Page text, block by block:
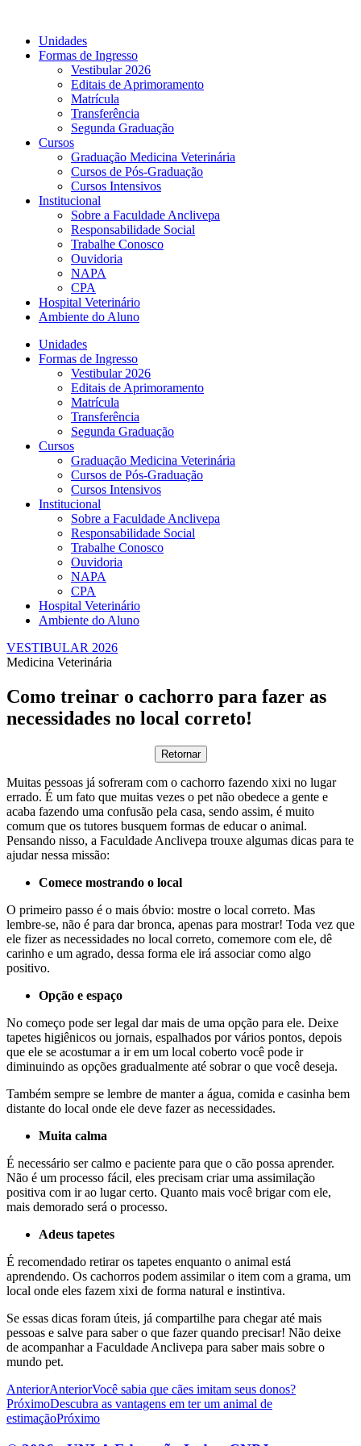
conteúdo
Unidades
Formas de Ingresso
Vestibular 2026
Editais de Aprimoramento
Matrícula
Transferência
Segunda Graduação
Cursos
Graduação Medicina Veterinária
Cursos de Pós-Graduação
Cursos Intensivos
Institucional
Sobre a Faculdade Anclivepa
Responsabilidade Social
Trabalhe Conosco
Ouvidoria
NAPA
CPA
Hospital Veterinário
Ambiente do Aluno
Unidades
Formas de Ingresso
Vestibular 2026
Editais de Aprimoramento
Matrícula
Transferência
Segunda Graduação
Cursos
Graduação Medicina Veterinária
Cursos de Pós-Graduação
Cursos Intensivos
Institucional
Sobre a Faculdade Anclivepa
Responsabilidade Social
Trabalhe Conosco
Ouvidoria
NAPA
CPA
Hospital Veterinário
Ambiente do Aluno
VESTIBULAR 2026
Medicina Veterinária
Como treinar o cachorro para fazer as
necessidades no local correto!
Retornar
Muitas pessoas já sofreram com o cachorro fazendo xixi no lugar
errado. É um fato que muitas vezes o pet não obedece a gente e
acaba fazendo uma confusão pela casa, sendo assim, é muito
comum que os tutores busquem formas de educar o animal.
Pensando nisso, a Faculdade Anclivepa trouxe algumas dicas para te
ajudar nessa missão:
Comece mostrando o local
O primeiro passo é o mais óbvio: mostre o local correto. Mas
lembre-se, não é para dar bronca, apenas para mostrar! Toda vez que
ele fizer as necessidades no local correto, comemore com ele, dê
carinho e um agrado, dessa forma ele irá associar como algo
positivo.
Opção e espaço
No começo pode ser legal dar mais de uma opção para ele. Deixe
tapetes higiênicos ou jornais, espalhados por vários pontos, depois
que ele se acostumar a ir em um local coberto você pode ir
diminuindo as opções gradualmente até sobrar o que você deseja.
Também sempre se lembre de manter a água, comida e casinha bem
distante do local onde ele deve fazer as necessidades.
Muita calma
É necessário ser calmo e paciente para que o cão possa aprender.
Não é um processo fácil, eles precisam criar uma assimilação
positiva com ir ao lugar certo. Quanto mais você brigar com ele,
mais demorado será o processo.
Adeus tapetes
É recomendado retirar os tapetes enquanto o animal está
aprendendo. Os cachorros podem assimilar o item com a grama, um
local onde eles fazem xixi de forma natural e instintiva.
Se essas dicas foram úteis, já compartilhe para chegar até mais
pessoas e salve para saber o que fazer quando precisar! Não deixe
de acompanhar a Faculdade Anclivepa para saber mais sobre o
mundo pet.
AnteriorAnteriorVocê sabia que cães imitam seus donos?
PróximoDescubra as vantagens em ter um animal de
estimaçãoPróximo